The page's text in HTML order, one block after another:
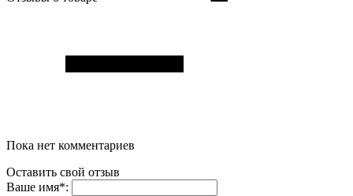
Пока нет комментариев
Оставить свой отзыв
Ваше имя*: